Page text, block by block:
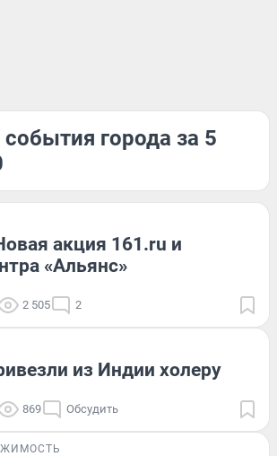
города за 5
акция 161.ru и
«Альянс»
2 505 2
из Индии холеру
869 Обсудить